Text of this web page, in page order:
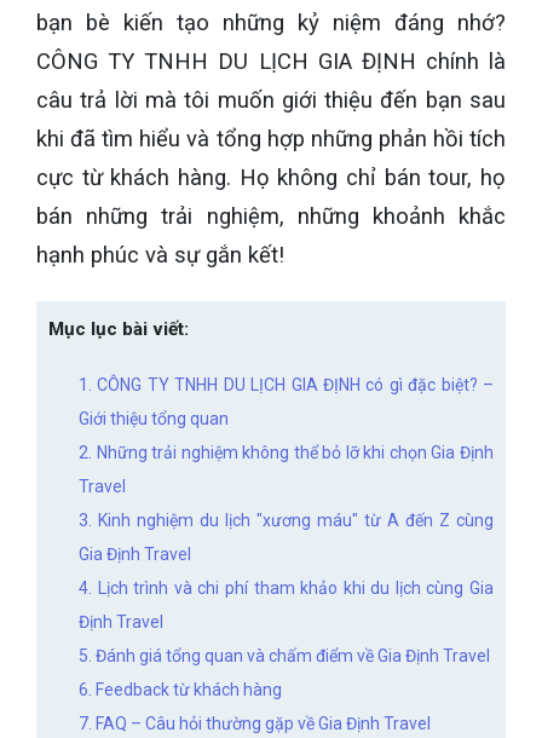
bạn bè kiến tạo những kỷ niệm đáng nhớ?
CÔNG TY TNHH DU LỊCH GIA ĐỊNH chính là
câu trả lời mà tôi muốn giới thiệu đến bạn sau
khi đã tìm hiểu và tổng hợp những phản hồi tích
cực từ khách hàng. Họ không chỉ bán tour, họ
bán những trải nghiệm, những khoảnh khắc
hạnh phúc và sự gắn kết!
Mục lục bài viết:
1. CÔNG TY TNHH DU LỊCH GIA ĐỊNH có gì đặc biệt? –
Giới thiệu tổng quan
2. Những trải nghiệm không thể bỏ lỡ khi chọn Gia Định
Travel
3. Kinh nghiệm du lịch "xương máu" từ A đến Z cùng
Gia Định Travel
4. Lịch trình và chi phí tham khảo khi du lịch cùng Gia
Định Travel
5. Đánh giá tổng quan và chấm điểm về Gia Định Travel
6. Feedback từ khách hàng
7. FAQ – Câu hỏi thường gặp về Gia Định Travel